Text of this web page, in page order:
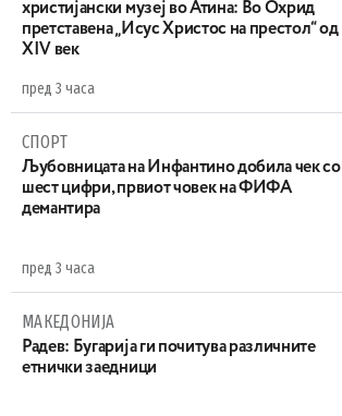
христијански музеј во Атина: Во Охрид
претставена „Исус Христос на престол“ од
XIV век
пред 3 часа
СПОРТ
Љубовницата на Инфантино добила чек со
шест цифри, првиот човек на ФИФА
демантира
пред 3 часа
МАКЕДОНИЈА
Радев: Бугарија ги почитува различните
етнички заедници